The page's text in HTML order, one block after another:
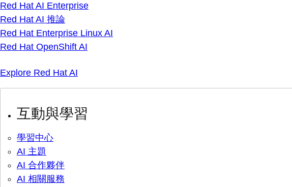
Red Hat AI Enterprise
Red Hat AI 推論
Red Hat Enterprise Linux AI
Red Hat OpenShift AI
Explore Red Hat AI
互動與學習
學習中心
AI 主題
AI 合作夥伴
AI 相關服務